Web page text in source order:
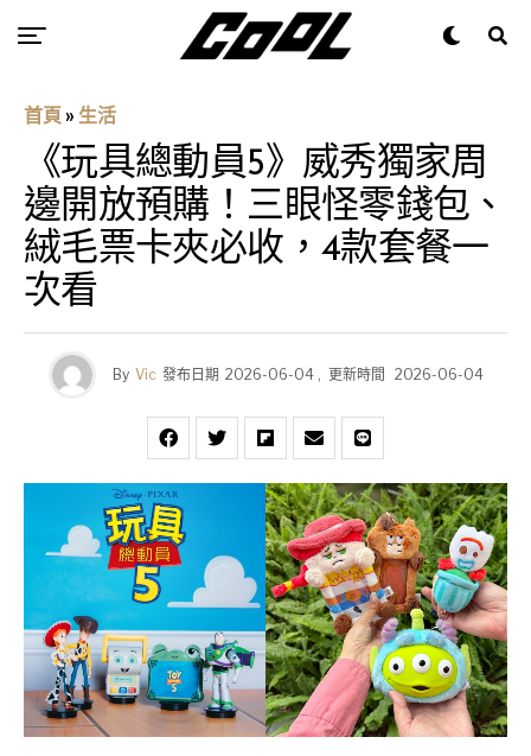
首頁 » 生活
《玩具總動員5》威秀獨家周
邊開放預購！三眼怪零錢包、
絨毛票卡夾必收，4款套餐一
次看
By Vic 發布日期 2026-06-04, 更新時間 2026-06-04